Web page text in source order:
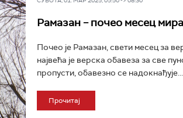
Рамазан – почео месец
Почео је Рамазан, свети месец за
највећа је верска обавеза за све
пропусти, обавезно се надокнађује...
Прочитај